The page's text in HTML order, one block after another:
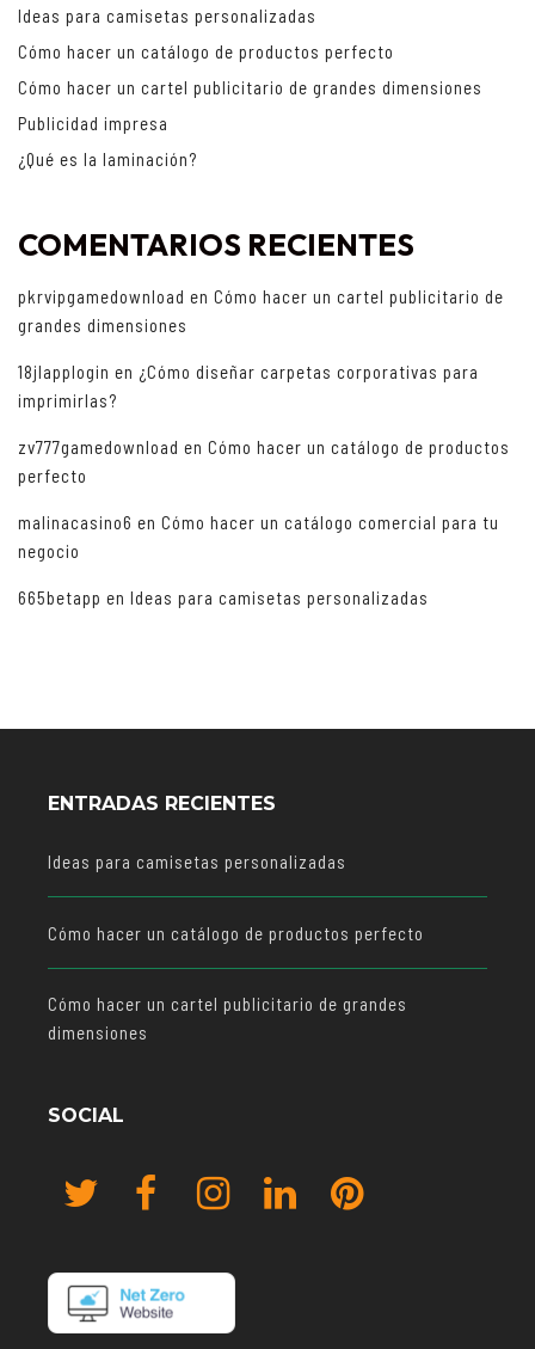
Ideas para camisetas personalizadas
Cómo hacer un catálogo de productos perfecto
Cómo hacer un cartel publicitario de grandes dimensiones
Publicidad impresa
¿Qué es la laminación?
COMENTARIOS RECIENTES
pkrvipgamedownload en Cómo hacer un cartel publicitario de
grandes dimensiones
18jlapplogin en ¿Cómo diseñar carpetas corporativas para
imprimirlas?
zv777gamedownload en Cómo hacer un catálogo de productos
perfecto
malinacasino6 en Cómo hacer un catálogo comercial para tu
negocio
665betapp en Ideas para camisetas personalizadas
ENTRADAS RECIENTES
Ideas para camisetas personalizadas
Cómo hacer un catálogo de productos perfecto
Cómo hacer un cartel publicitario de grandes
dimensiones
SOCIAL